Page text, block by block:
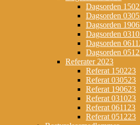
Dagsorden
Dagsorden
Dagsorden
Dagsorden
Dagsorden
Dagsorden
Referater 2023
Referat 150223
Referat 030523
Referat 190623
Referat 031023
Referat 061123
Referat 051223